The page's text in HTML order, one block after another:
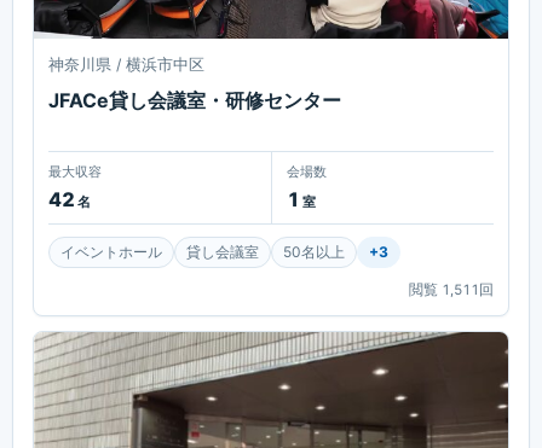
神奈川県 / 横浜市中区
JFACe貸し会議室・研修センター
最大収容
42 名
会場数
1 室
イベントホール 貸し会議室 50名以上 +3
閲覧 1,511 回